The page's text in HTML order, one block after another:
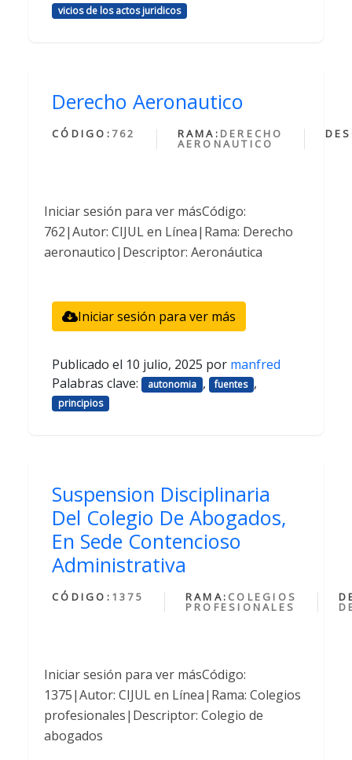
vicios de los actos juridicos
Derecho Aeronautico
CÓDIGO: 762 RAMA: DERECHO
AERONAUTICO
Iniciar sesión para ver másCódigo:
762|Autor: CIJUL en Línea|Rama: Derecho
aeronautico|Descriptor: Aeronáutica
Iniciar sesión para ver más
Publicado el 10 julio, 2025 por manfred
Palabras clave:
autonomia , fuentes ,
principios
Suspension Disciplinaria
Del Colegio De Abogados,
En Sede Contencioso
Administrativa
CÓDIGO: 1375 RAMA: COLEGIOS
PROFESIONALES
Iniciar sesión para ver másCódigo:
1375|Autor: CIJUL en Línea|Rama: Colegios
profesionales|Descriptor: Colegio de
abogados